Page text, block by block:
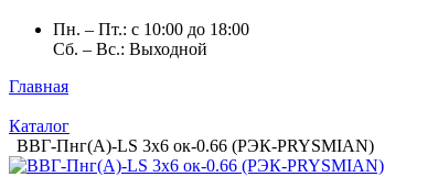
Пн. – Пт.: с 10:00 до 18:00
Сб. – Вс.: Выходной
Главная
Каталог
ВВГ-Пнг(А)-LS 3х6 ок-0.66 (РЭК-PRYSMIAN)